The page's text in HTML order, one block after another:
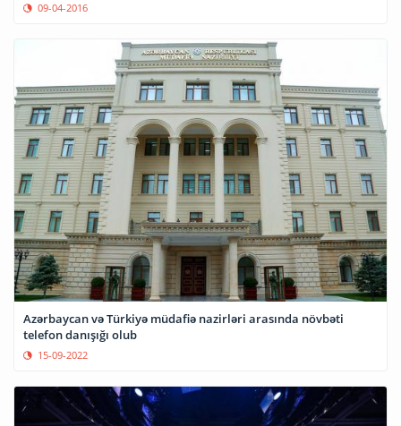
09-04-2016
Azərbaycan və Türkiyə müdafiə nazirləri arasında növbəti
telefon danışığı olub
15-09-2022